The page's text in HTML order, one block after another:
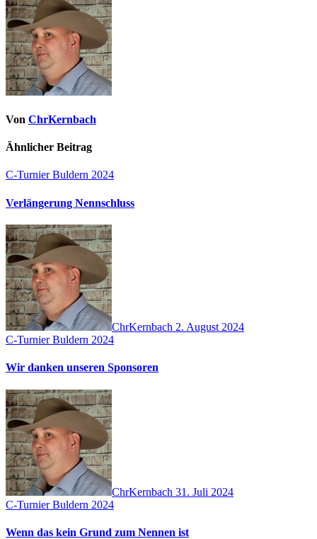
Von ChrKernbach
Ähnlicher Beitrag
C-Turnier Buldern 2024
Verlängerung Nennschluss
ChrKernbach 2. August 2024
C-Turnier Buldern 2024
Wir danken unseren Sponsoren
ChrKernbach 31. Juli 2024
C-Turnier Buldern 2024
Wenn das kein Grund zum Nennen ist